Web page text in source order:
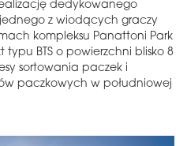
dedykowanego
z wiodących graczy
kompleksu Panattoni Park
typu BTS o powierzchni blisko 8
sortowania paczek i
paczkowych w południowej